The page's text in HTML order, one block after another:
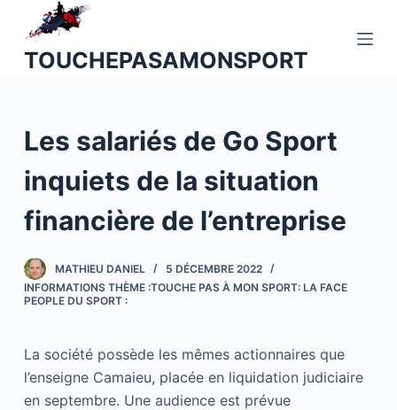
u
o
e
TOUCHEPASAMONSPORT
Les salariés de Go Sport
inquiets de la situation
financière de l’entreprise
MATHIEU DANIEL
5 DÉCEMBRE 2022
INFORMATIONS THÈME :TOUCHE PAS À MON SPORT: LA FACE
PEOPLE DU SPORT :
La société possède les mêmes actionnaires que
l’enseigne Camaieu, placée en liquidation judiciaire
en septembre. Une audience est prévue